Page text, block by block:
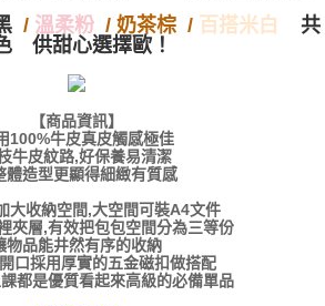
經同意申辦者引起之損失，本公司不負相關責
；若仍有額度不足之情形，本公司將視審查結果
或使用他人資訊註冊。若發現惡意使用之情形，
權停止該用戶之使用額度並採取法律行動。
含以上)免運費
送，勿填寫順豐智能櫃地址)
陸地區)
/ 溫柔粉 / 奶茶棕 / 百搭米白
共
供甜心選擇歐！
【商品資訊】
100%牛皮真皮觸感極佳
牛皮紋路,好保養易清潔
體造型更顯得細緻有質感
大收納空間,大空間可裝A4文件
夾層,有效把包包空間分為三等份
物品能井然有序的收納
口採用厚實的五金磁扣做搭配
都是優質看起來高級的必備單品